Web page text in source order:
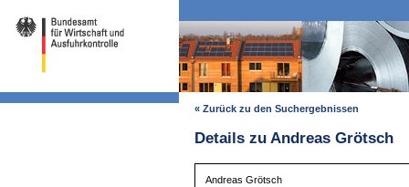
« Zurück zu den Suchergebnissen
Details zu Andreas Grötsch
Andreas Grötsch